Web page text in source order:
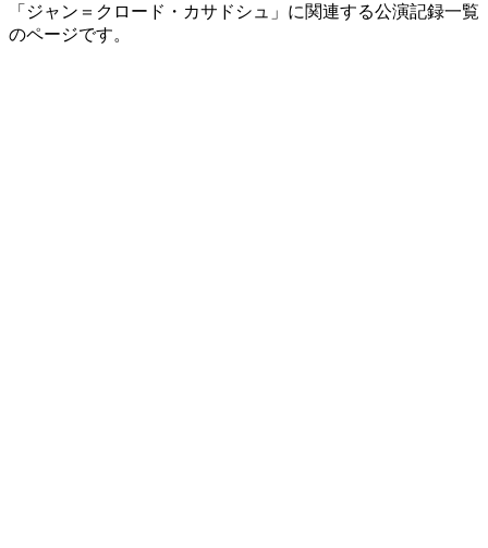
「ジャン＝クロード・カサドシュ」に関連する公演記録一覧
のページです。